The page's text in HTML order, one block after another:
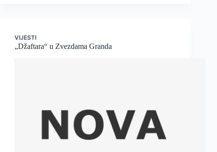
VIJESTI
„Džaftara“ u Zvezdama Granda